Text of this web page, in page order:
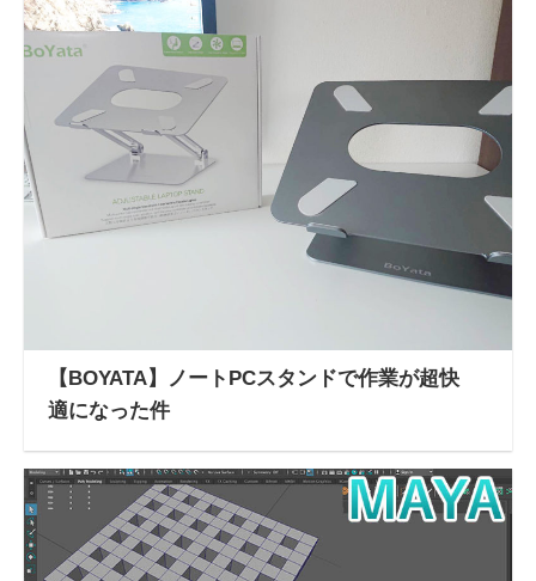
【BOYATA】ノートPCスタンドで作業が超快
適になった件